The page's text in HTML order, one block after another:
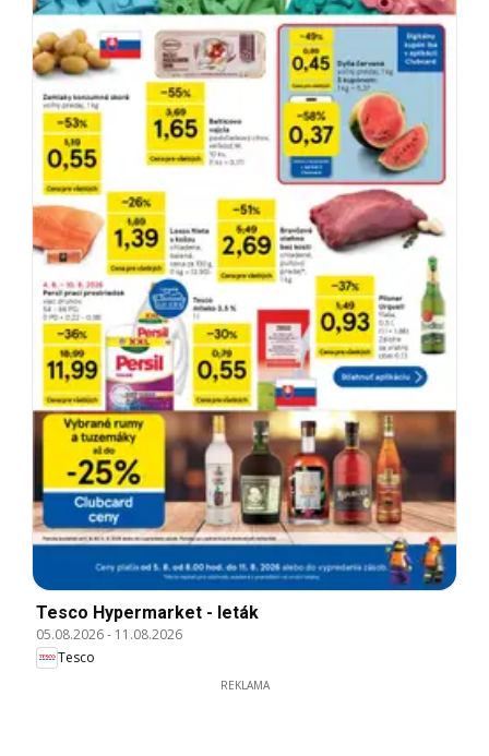
Tesco Hypermarket - leták
05.08.2026- 11.08.2026
Tesco
REKLAMA